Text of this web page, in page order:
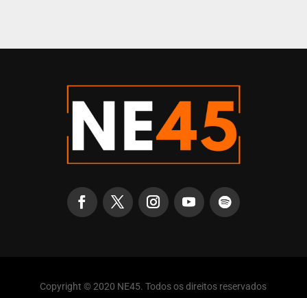
Copyright © 2020 NE45. Todos os direitos reservados